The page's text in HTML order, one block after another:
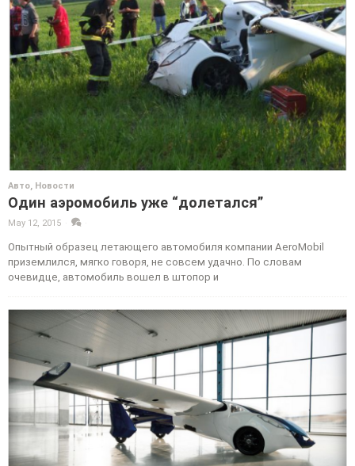
Авто, Новости
Один аэромобиль уже “долетался”
May 12, 2015
Опытный образец летающего автомобиля компании AeroMobil
приземлился, мягко говоря, не совсем удачно. По словам
очевидце, автомобиль вошел в штопор и